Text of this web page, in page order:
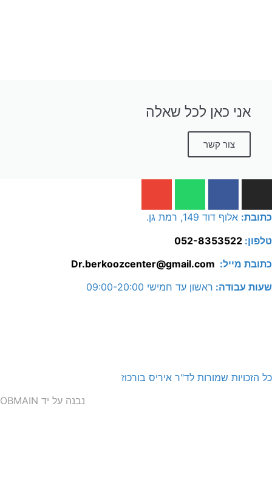
אני כאן לכל שאלה
צור קשר
שעות עבודה: ראשון עד חמישי 09:00-20:00
טלפון: 052-8353522
כתובת מייל: Dr.berkoozcenter@gmail.com
כתובת: אלוף דוד 149, רמת גן.
כל הזכויות שמורות לד"ר איריס בורכוז
נבנה על יד OBMAIN